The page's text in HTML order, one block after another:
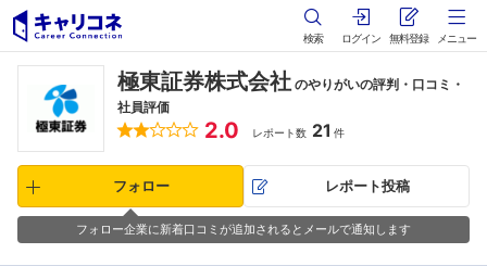
検索 ログイン 無料登録 メニュー
極東証券株式会社 のやりがいの評判・口コミ・
社員評価
2.0 レポート数 21 件
フォロー レポート投稿
フォロー企業に新着口コミが追加されるとメールで通知します